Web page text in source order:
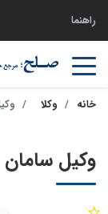
راهنما
خانه وکلا
وکیل